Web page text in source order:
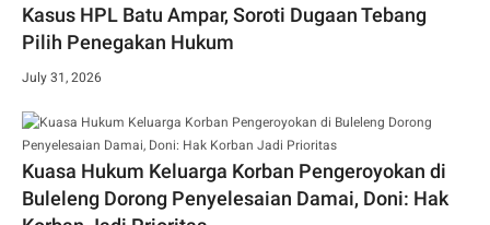
Kasus HPL Batu Ampar, Soroti Dugaan Tebang
Pilih Penegakan Hukum
July 31, 2026
Kuasa Hukum Keluarga Korban Pengeroyokan di
Buleleng Dorong Penyelesaian Damai, Doni: Hak